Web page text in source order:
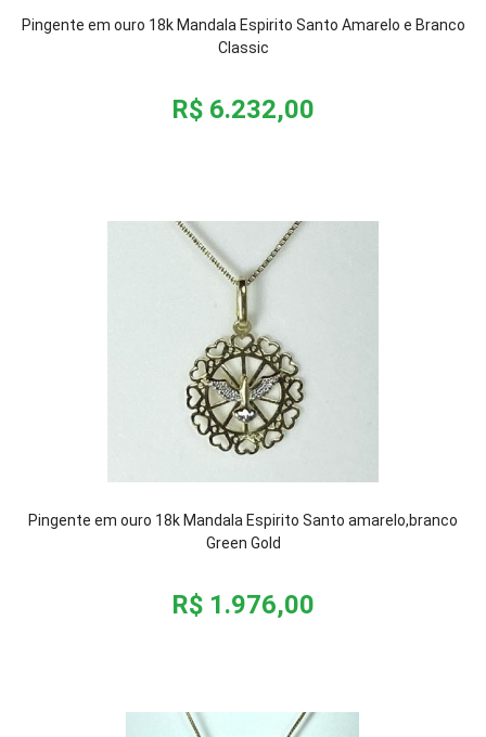
Pingente em ouro 18k Mandala Espirito Santo Amarelo e Branco
Classic
R$ 6.232,00
Pingente em ouro 18k Mandala Espirito Santo amarelo,branco
Green Gold
R$ 1.976,00